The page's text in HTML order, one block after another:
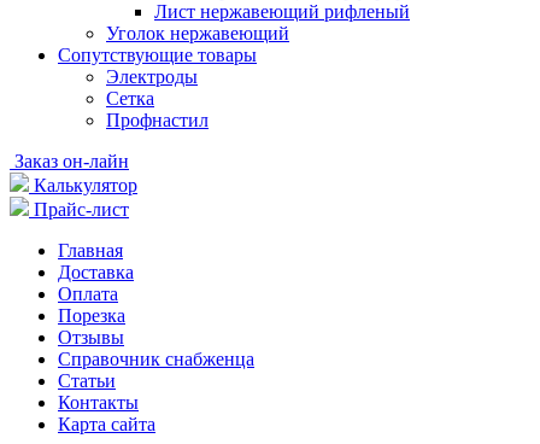
Лист нержавеющий рифленый
Уголок нержавеющий
Cопутствующие товары
Электроды
Сетка
Профнастил
Заказ он-лайн
Калькулятор
Прайс-лист
Главная
Доставка
Оплата
Порезка
Отзывы
Справочник снабженца
Статьи
Контакты
Карта сайта